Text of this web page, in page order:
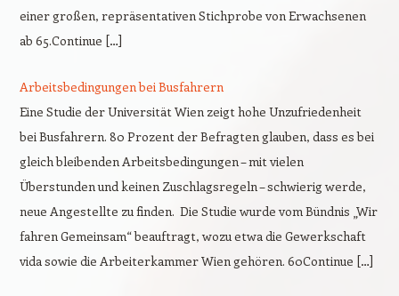
einer großen, repräsentativen Stichprobe von Erwachsenen
ab 65.Continue […]
Arbeitsbedingungen bei Busfahrern
Eine Studie der Universität Wien zeigt hohe Unzufriedenheit
bei Busfahrern. 80 Prozent der Befragten glauben, dass es bei
gleich bleibenden Arbeitsbedingungen – mit vielen
Überstunden und keinen Zuschlagsregeln – schwierig werde,
neue Angestellte zu finden. Die Studie wurde vom Bündnis „Wir
fahren Gemeinsam“ beauftragt, wozu etwa die Gewerkschaft
vida sowie die Arbeiterkammer Wien gehören. 60Continue […]